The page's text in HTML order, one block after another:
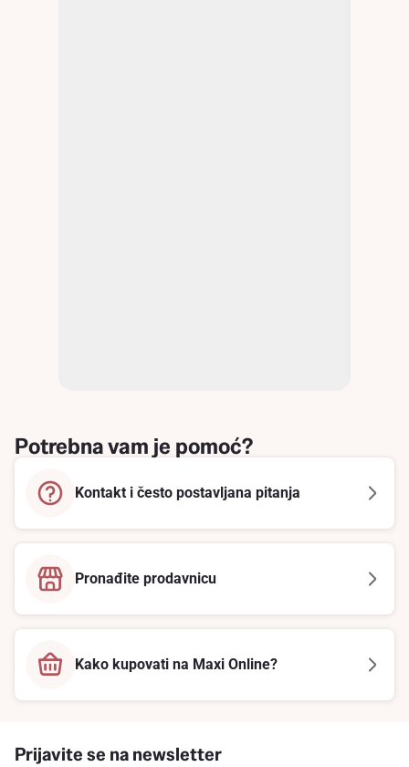
Potrebna vam je pomoć?
Kontakt i često postavljana pitanja
Pronađite prodavnicu
Kako kupovati na Maxi Online?
Prijavite se na newsletter